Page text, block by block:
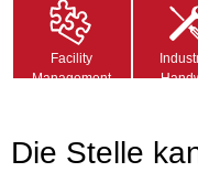
Facility
Management
Die Stelle